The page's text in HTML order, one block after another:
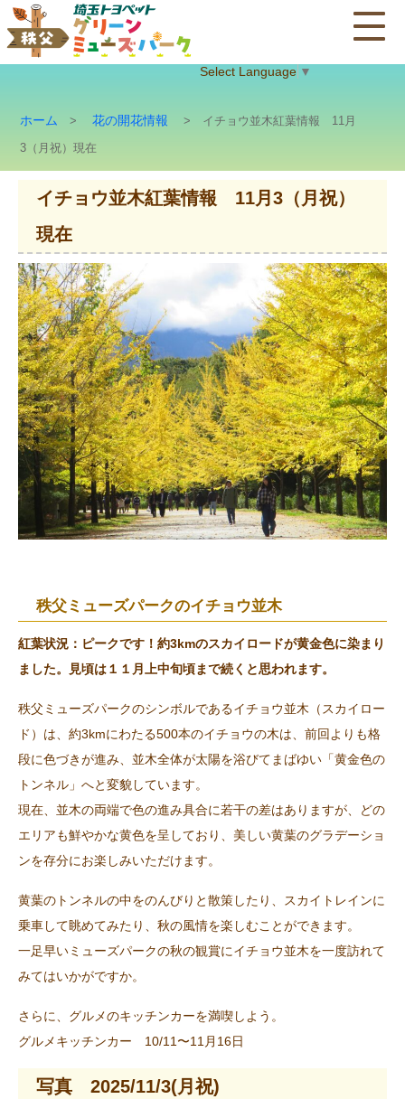
Select Language ▼
ホーム >花の開花情報 > イチョウ並木紅葉情報 11月
3（月祝）現在
イチョウ並木紅葉情報 11月3（月祝）
現在
秩父ミューズパークのイチョウ並木
紅葉状況：ピークです！約3kmのスカイロードが黄金色に染まり
ました。見頃は１１月上中旬頃まで続くと思われます。
秩父ミューズパークのシンボルであるイチョウ並木（スカイロー
ド）は、約3kmにわたる500本のイチョウの木は、前回よりも格
段に色づきが進み、並木全体が太陽を浴びてまばゆい「黄金色の
トンネル」へと変貌しています。
現在、並木の両端で色の進み具合に若干の差はありますが、どの
エリアも鮮やかな黄色を呈しており、美しい黄葉のグラデーショ
ンを存分にお楽しみいただけます。
黄葉のトンネルの中をのんびりと散策したり、スカイトレインに
乗車して眺めてみたり、秋の風情を楽しむことができます。
一足早いミューズパークの秋の観賞にイチョウ並木を一度訪れて
みてはいかがですか。
さらに、グルメのキッチンカーを満喫しよう。
グルメキッチンカー 10/11〜11月16日
写真 2025/11/3(月祝)